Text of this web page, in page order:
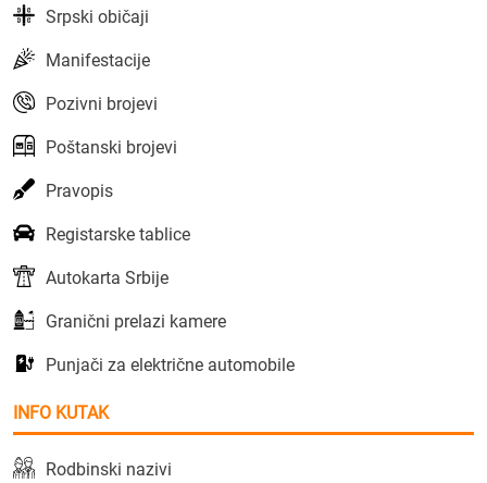
Srpski običaji
Manifestacije
Pozivni brojevi
Poštanski brojevi
Pravopis
Registarske tablice
Autokarta Srbije
Granični prelazi kamere
Punjači za električne automobile
INFO KUTAK
Rodbinski nazivi